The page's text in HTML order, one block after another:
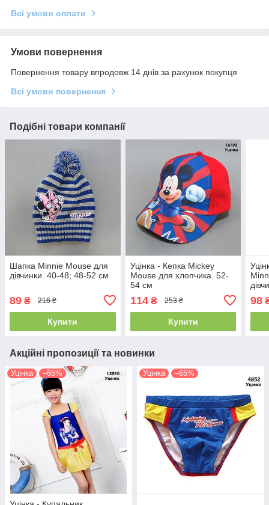
Всі умови оплати
Умови повернення
Повернення товару впродовж 14 днів за рахунок покупця
Всі умови повернення
Подібні товари компанії
Шапка Minnie Mouse для
дівчинки. 40-48; 48-52 см
89 ₴ 216 ₴
Купити
Уцінка - Кепка Mickey
Mouse для хлопчика. 52-
54 см
114₴ 253 ₴
Купити
98
Акційні пропозиції та новинки
Уцінка –65% Уцінка –65%